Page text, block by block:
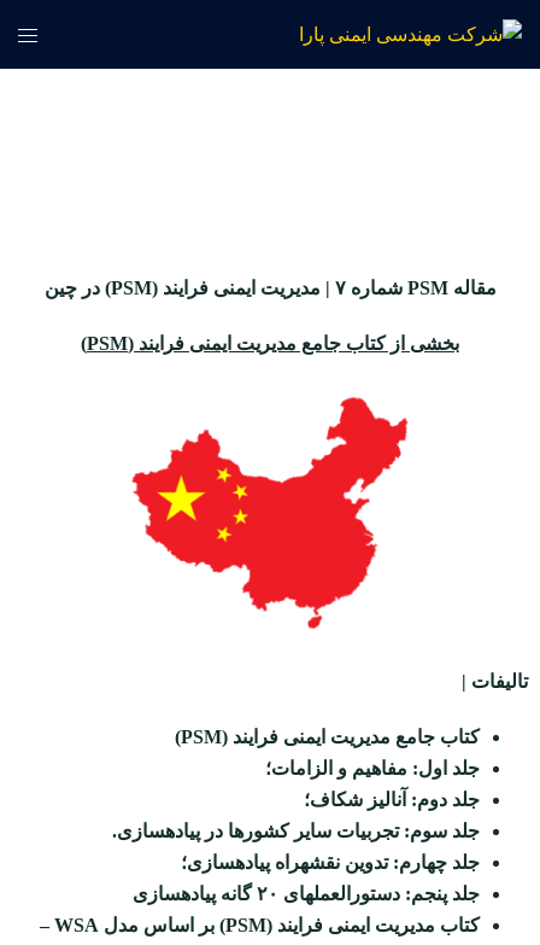
مقالهPSM شماره ۷ | مدیریت ایمنی فرایند(PSM) در چین
بخشی از کتاب جامع مدیریت ایمنی فرایند (PSM)
تالیفات |
کتاب جامع مدیریت ایمنی فرایند (PSM)
جلد اول: مفاهیم و الزامات؛
جلد دوم: آنالیز شکاف؛
جلد سوم: تجربیات سایر کشورها در پیاده‏سازی.
جلد چهارم: تدوین نقشه‏راه پیاده‏سازی؛
جلد پنجم: دستورالعمل‏های ۲۰ گانه پیاده‏سازی
کتاب مدیریت ایمنی فرایند (PSM) بر اساس مدل WSA
–